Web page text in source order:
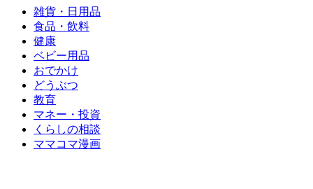
雑貨・日用品
食品・飲料
健康
ベビー用品
おでかけ
どうぶつ
教育
マネー・投資
くらしの相談
ママコマ漫画